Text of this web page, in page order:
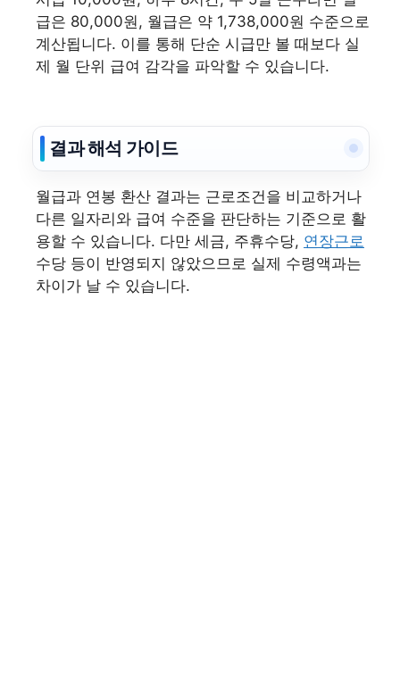
급은 80,000원, 월급은 약 1,738,000원 수준으로
계산됩니다. 이를 통해 단순 시급만 볼 때보다 실
제 월 단위 급여 감각을 파악할 수 있습니다.
결과 해석 가이드
월급과 연봉 환산 결과는 근로조건을 비교하거나
다른 일자리와 급여 수준을 판단하는 기준으로 활
용할 수 있습니다. 다만 세금, 주휴수당, 연장근로
수당 등이 반영되지 않았으므로 실제 수령액과는
차이가 날 수 있습니다.